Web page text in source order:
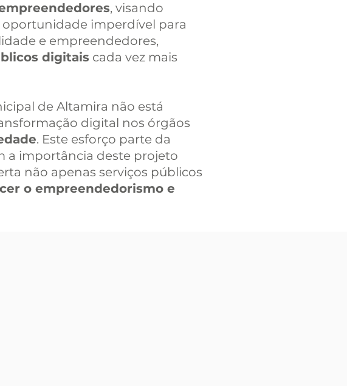
, visando
oportunidade imperdível para
e empreendedores,
digitais cada vez mais
de Altamira não está
digital nos órgãos
. Este esforço parte da
a importância deste projeto
não apenas serviços públicos
o empreendedorismo e